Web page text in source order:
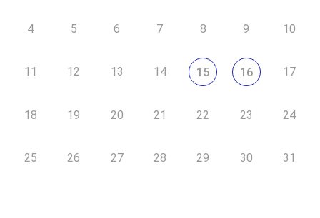
4 5 6 7 8 9 10
11 12 13 14 15 16 17
18 19 20 21 22 23 24
25 26 27 28 29 30 31